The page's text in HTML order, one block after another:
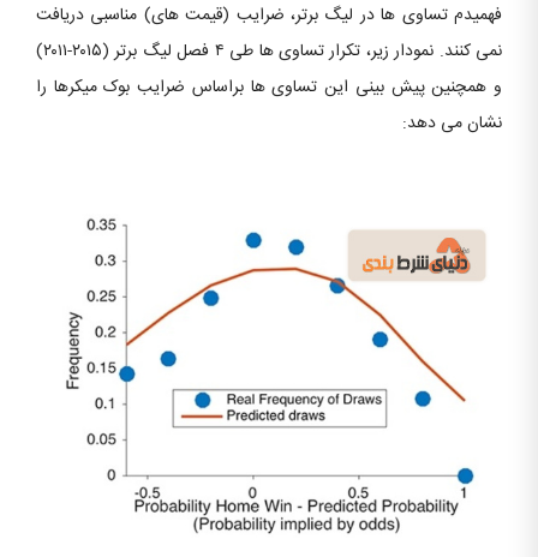
فهمیدم تساوی ها در لیگ برتر، ضرایب (قیمت های) مناسبی دریافت
نمی کنند. نمودار زیر، تکرار تساوی ها طی ۴ فصل لیگ برتر (۲۰۱۵-۲۰۱۱)
و همچنین پیش بینی این تساوی ها براساس ضرایب بوک میکرها را
نشان می دهد: